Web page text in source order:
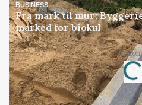
BUSINESS
Fra mark til mur:
marked for biokul